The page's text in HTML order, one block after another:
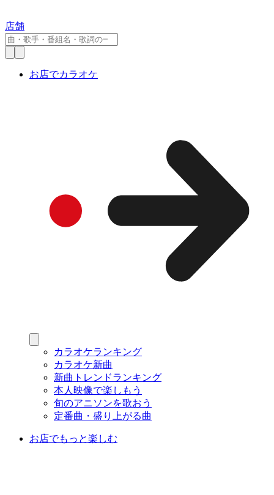
店舗
お店でカラオケ
カラオケランキング
カラオケ新曲
新曲トレンドランキング
本人映像で楽しもう
旬のアニソンを歌おう
定番曲・盛り上がる曲
お店でもっと楽しむ